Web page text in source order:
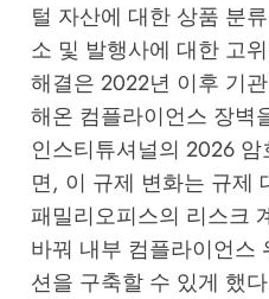
털 자산에 대한 상품 분
소 및 발행사에 대한 고
해결은 2022년 이후 기
해온 컴플라이언스 장벽
인스티튜셔널의 2026
면, 이 규제 변화는 규제
패밀리오피스의 리스크
바꿔 내부 컴플라이언스
션을 구축할 수 있게 했